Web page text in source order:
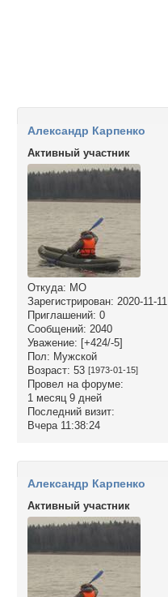
Александр Карпенко
Активный участник
Откуда: МО
Зарегистрирован: 2020-11-11
Приглашений: 0
Сообщений: 2040
Уважение: [+424/-5]
Пол: Мужской
Возраст: 53 [1973-01-15]
Провел на форуме:
1 месяц 9 дней
Последний визит:
Вчера 11:38:24
Александр Карпенко
Активный участник